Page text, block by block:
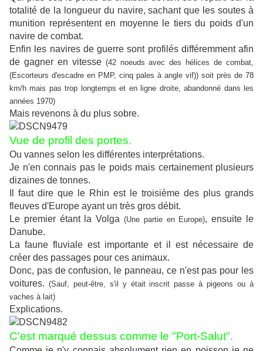
totalité de la longueur du navire, sachant que les soutes à
munition représentent en moyenne le tiers du poids d'un
navire de combat.
Enfin les navires de guerre sont profilés différemment afin
de gagner en vitesse (42 noeuds avec des hélices de combat,
(Escorteurs d'escadre en PMP, cinq pales à angle vif)) soit près de 78
km/h mais pas trop longtemps et en ligne droite, abandonné dans les
années 1970)
Mais revenons à du plus sobre.
Vue de profil des portes.
Ou vannes selon les différentes interprétations.
Je n'en connais pas le poids mais certainement plusieurs
dizaines de tonnes.
Il faut dire que le Rhin est le troisième des plus grands
fleuves d'Europe ayant un très gros débit.
Le premier étant la Volga (Une partie en Europe), ensuite le
Danube.
La faune fluviale est importante et il est nécessaire de
créer des passages pour ces animaux.
Donc, pas de confusion, le panneau, ce n'est pas pour les
voitures. (Sauf, peut-être, s'il y était inscrit passe à pigeons ou à
vaches à lait)
Explications.
C'est marqué dessus comme le "Port-Salut".